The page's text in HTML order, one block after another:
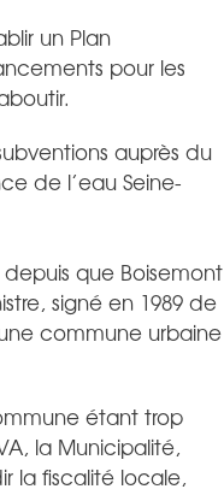
un Plan
pour les
auprès du
de l’eau Seine-
que Boisemont
signé en 1989 de
commune urbaine
étant trop
la Municipalité,
la fiscalité locale,